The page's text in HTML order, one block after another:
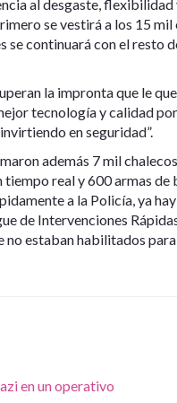
al desgaste,
se vestirá a los 15
se continuará con el resto
la impronta que le
tecnología y calidad
en seguridad”.
además 7 mil
real y 600 armas de
a la Policía, ya
de Intervenciones
no estaban habilitados
en un operativo